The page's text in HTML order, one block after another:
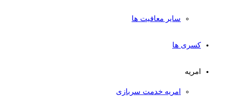
سایر معافیت ها
کسری ها
امریه
امریه خدمت سربازی